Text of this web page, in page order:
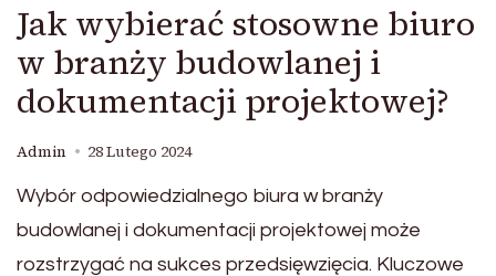
Jak wybierać stosowne biuro
w branży budowlanej i
dokumentacji projektowej?
Admin 28 Lutego 2024
Wybór odpowiedzialnego biura w branży
budowlanej i dokumentacji projektowej może
rozstrzygać na sukces przedsięwzięcia. Kluczowe